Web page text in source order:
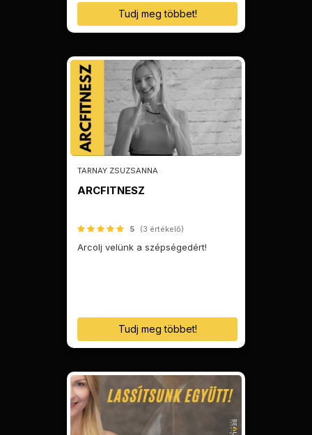
Tudj meg többet!
TARNAY ZSUZSANNA
ARCFITNESZ
5 (3 értékelő)
Arcolj velünk a szépségedért!
Tudj meg többet!